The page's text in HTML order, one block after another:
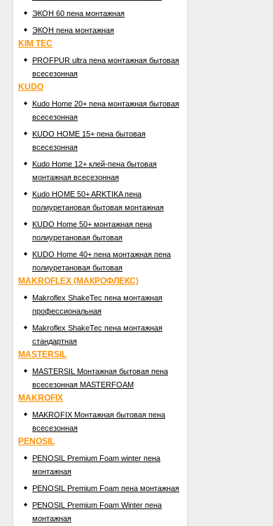
ЭКОН 60 пена монтажная
ЭКОН пена монтажная
KIM TEC
PROFPUR ultra пена монтажная бытовая
всесезонная
KUDO
Kudo Home 20+ пена монтажная бытовая
всесезонная
KUDO HOME 15+ пена бытовая
всесезонная
Kudо Home 12+ клей-пена бытовая
монтажная всесезонная
Kudo HOME 50+ ARKTIKA пена
полиуретановая бытовая монтажная
KUDO Home 50+ монтажная пена
полиуретановая бытовая
KUDO Home 40+ пена монтажная пена
полиуретановая бытовая
MAKROFLEX (МАКРОФЛЕКС)
Makroflex ShakeTec пена монтажная
профессиональная
Makroflex ShakeTec пена монтажная
стандартная
MASTERSIL
MASTERSIL Монтажная бытовая пена
всесезонная MASTERFOAM
MAKROFIX
MAKROFIX Монтажная бытовая пена
всесезонная
PENOSIL
PENOSIL Premium Foam winter пена
монтажная
PENOSIL Premium Foam пена монтажная
PENOSIL Premium Foam Winter пена
монтажная